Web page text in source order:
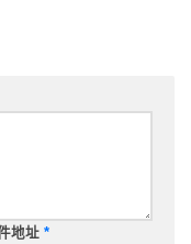
地址 *